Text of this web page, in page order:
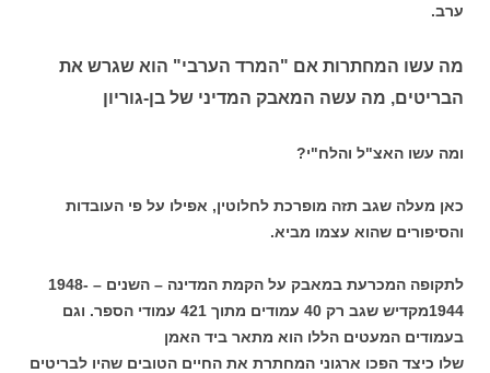
ערב.
מה עשו המחתרותאם "המרד הערבי" הוא שגרש את
הבריטים, מה עשה המאבק המדיני של בן-גוריון
ומה עשו האצ"ל והלח"י?
כאן מעלה שגב תזה מופרכת לחלוטין, אפילו על פי העובדות
והסיפורים שהוא עצמו מביא.
לתקופה המכרעת במאבק על הקמת המדינה – השנים – 1948-
1944מקדיש שגב רק 40 עמודים מתוך 421 עמודי הספר. וגם
בעמודים המעטים הללו הוא מתאר ביד האמן
שלו כיצד הפכו ארגוני המחתרת את החיים הטובים שהיו לבריטים